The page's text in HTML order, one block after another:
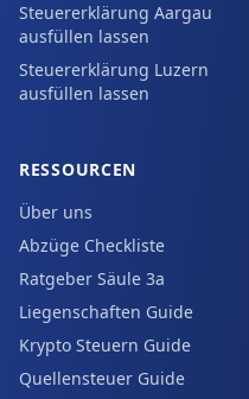
Steuererklärung Aargau
ausfüllen lassen
Steuererklärung Luzern
ausfüllen lassen
RESSOURCEN
Über uns
Abzüge Checkliste
Ratgeber Säule 3a
Liegenschaften Guide
Krypto Steuern Guide
Quellensteuer Guide